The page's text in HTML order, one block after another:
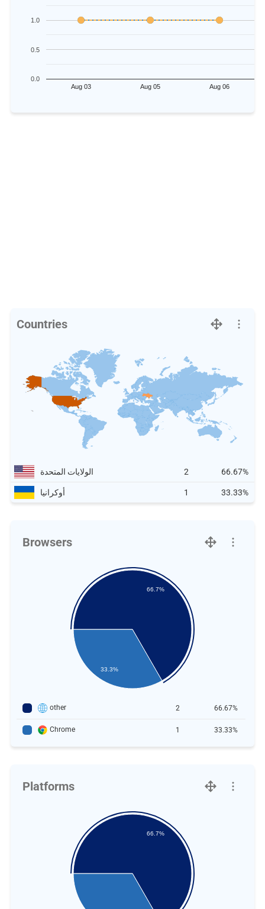
Aug 03 Aug 05 Aug 06
0.0
0.5
1.0
Countries
الولايات المتحدة 2 66.67%
أوكرانيا 1 33.33%
Browsers
33.3%
66.7%
other 2 66.67%
Chrome 1 33.33%
Platforms
66.7%